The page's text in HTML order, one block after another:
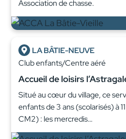
Association de chasse.
LA BÂTIE-NEUVE
Club enfants/Centre aéré
Accueil de loisirs
Situé au cœur du village, ce
enfants de 3 ans (scolarisés) à
CM2) : les mercredis…